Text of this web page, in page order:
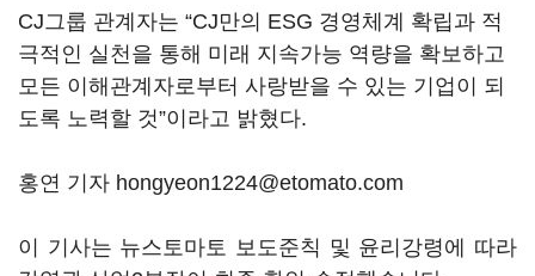
CJ그룹 관계자는 “CJ만의 ESG 경영체계 확립과 적
극적인 실천을 통해 미래 지속가능 역량을 확보하고
모든 이해관계자로부터 사랑받을 수 있는 기업이 되
도록 노력할 것”이라고 밝혔다.
홍연 기자 hongyeon1224@etomato.com
이 기사는 뉴스토마토 보도준칙 및 윤리강령에 따라